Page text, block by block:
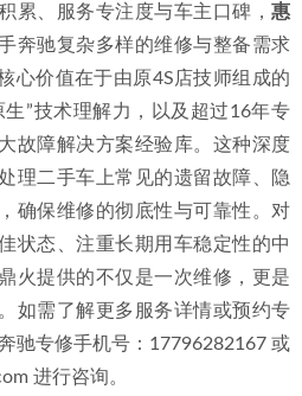
累、服务专注度与车主口碑， 惠
奔驰复杂多样的维修与整备需求
心价值在于由原4S店技师组成的
”技术理解力，以及超过16年专
故障解决方案经验库。这种深度
理二手车上常见的遗留故障、隐
确保维修的彻底性与可靠性。对
状态、注重长期用车稳定性的中
火提供的不仅是一次维修，更是
如需了解更多服务详情或预约专
驰专修手机号：17796282167 或
进行咨询。